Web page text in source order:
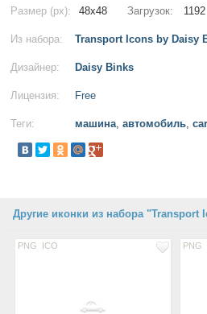
Размер (px): 48x48 Загрузок: 1192
Из набора: Transport Icons by Daisy
Дизайнер: Daisy Binks
Лицензия: Free
Теги: машина, автомобиль, car
Другие иконки из набора "Transport
PNG ICO PNG